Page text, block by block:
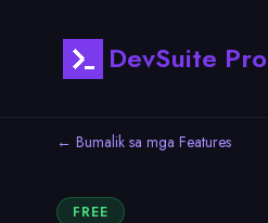
DevSuite Pro
← Bumalik sa mga Features
FREE